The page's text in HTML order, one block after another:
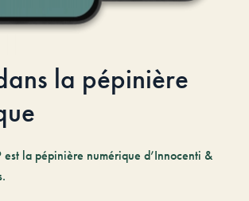
la pépinière
est la pépinière numérique d’Innocenti &